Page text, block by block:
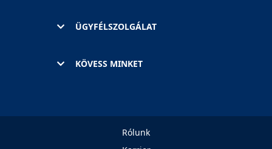
ÜGYFÉLSZOLGÁLAT
KÖVESS MINKET
Rólunk